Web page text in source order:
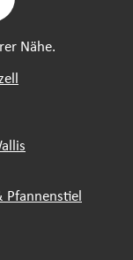
Nähe.
Pfannenstiel